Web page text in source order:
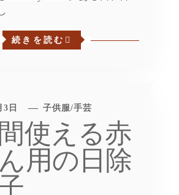
続きを読む
3日 子供服/手芸
使える赤
用の日除